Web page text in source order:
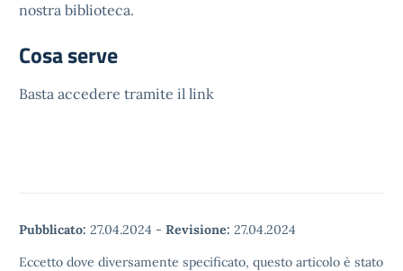
nostra biblioteca.
Cosa serve
Basta accedere tramite il link
Pubblicato: 27.04.2024 - Revisione: 27.04.2024
Eccetto dove diversamente specificato, questo articolo è stato